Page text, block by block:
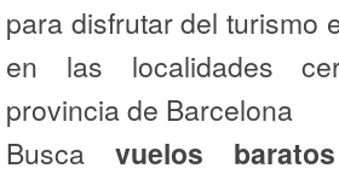
para disfrutar del turismo
en las localidades
provincia de Barcelona
Busca vuelos